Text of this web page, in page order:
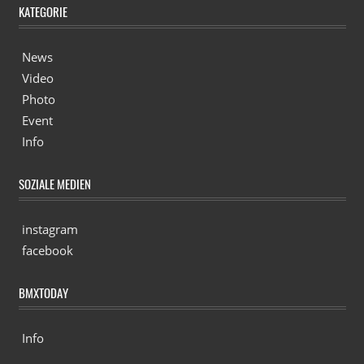
KATEGORIE
News
Video
Photo
Event
Info
SOZIALE MEDIEN
instagram
facebook
BMXTODAY
Info